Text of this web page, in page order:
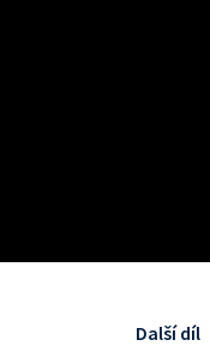
Další díl